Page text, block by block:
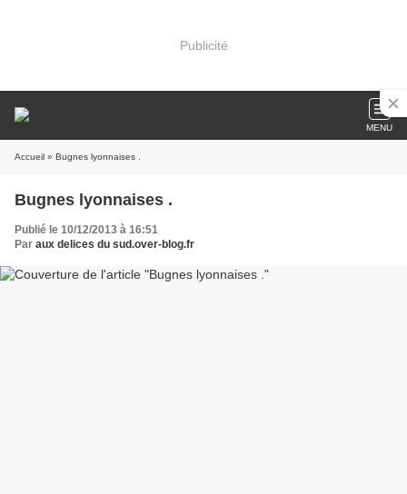
Publicité
MENU
Accueil » Bugnes lyonnaises .
Bugnes lyonnaises .
Publié le 10/12/2013 à 16:51
Par aux delices du sud.over-blog.fr